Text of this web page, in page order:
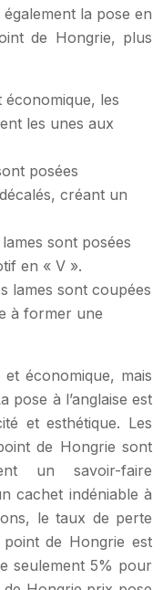
la pose en
de Hongrie, plus
économique, les
les unes aux
posées
créant un
lames sont posées
en « V ».
lames sont coupées
à former une
économique, mais
pose à l’anglaise est
et esthétique. Les
de Hongrie sont
un savoir-faire
cachet indéniable à
le taux de perte
de Hongrie est
seulement 5% pour